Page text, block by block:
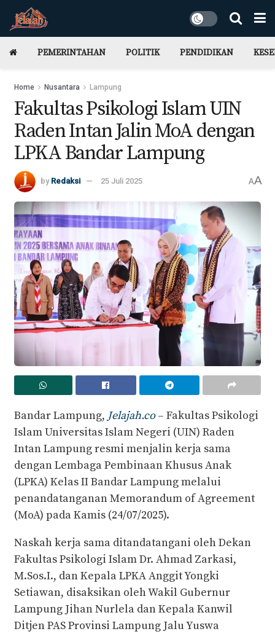
PEMERINTAHAN POLITIK PENDIDIKAN
Home Nusantara Lampung
Fakultas Psikologi Islam UIN
Raden Intan Jalin MoA dengan
LPKA Bandar Lampung
by Redaksi 25 Juli 2025 AA
Bandar Lampung, Jelajah.co– Fakultas Psikologi
Islam Universitas Islam Negeri (UIN) Raden
Intan Lampung resmi menjalin kerja sama
dengan Lembaga Pembinaan Khusus Anak
(LPKA) Kelas II Bandar Lampung melalui
penandatanganan Memorandum of Agreement
(MoA) pada Kamis (24/07/2025).
Naskah kerja sama ditandatangani oleh Dekan
Fakultas Psikologi Islam Dr. Ahmad Zarkasi,
M.Sos.I., dan Kepala LPKA Anggit Yongki
Setiawan, disaksikan oleh Wakil Gubernur
Lampung Jihan Nurlela dan Kepala Kanwil
Ditjen PAS Provinsi Lampung Jalu Yuswa